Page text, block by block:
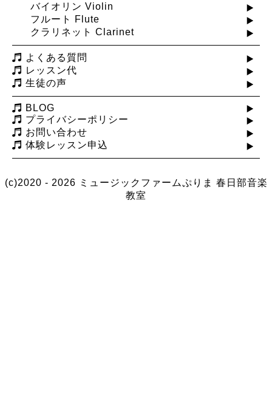
バイオリン Violin
フルート Flute
クラリネット Clarinet
よくある質問
レッスン代
生徒の声
BLOG
プライバシーポリシー
お問い合わせ
体験レッスン申込
(c)2020 - 2026 ミュージックファームぷりま 春日部音楽
教室